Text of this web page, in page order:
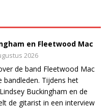
en Fleetwood Mac
2026
de band Fleetwood Mac
Tijdens het
Buckingham en de
de gitarist in een interview